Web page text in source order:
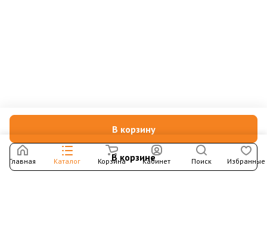
В корзину
В корзине
Главная Каталог Корзина Кабинет Поиск Избранные